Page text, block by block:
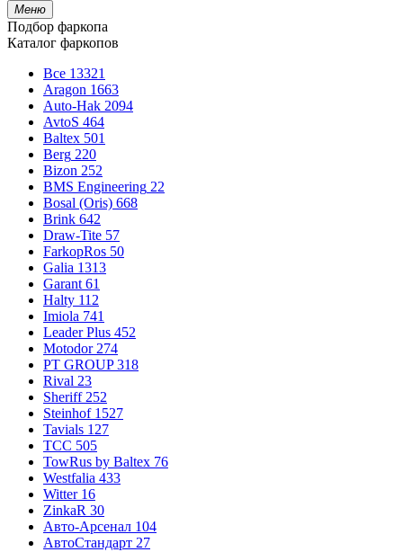
Меню
Подбор фаркопа
Каталог фаркопов
Все 13321
Aragon 1663
Auto-Hak 2094
AvtoS 464
Baltex 501
Berg 220
Bizon 252
BMS Engineering 22
Bosal (Oris) 668
Brink 642
Draw-Tite 57
FarkopRos 50
Galia 1313
Garant 61
Halty 112
Imiola 741
Leader Plus 452
Motodor 274
PT GROUP 318
Rival 23
Sheriff 252
Steinhof 1527
Tavials 127
TCC 505
TowRus by Baltex 76
Westfalia 433
Witter 16
ZinkaR 30
Авто-Арсенал 104
АвтоСтандарт 27